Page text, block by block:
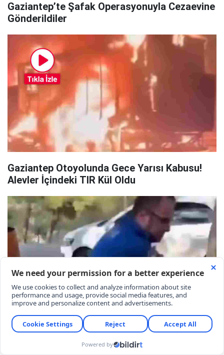
Gaziantep’te Şafak Operasyonuyla Cezaevine
Gönderildiler
Gaziantep Otoyolunda Gece Yarısı Kabusu!
Alevler İçindeki TIR Kül Oldu
Gaziantep'te Erikçe Parkı'nda Gerginlik!